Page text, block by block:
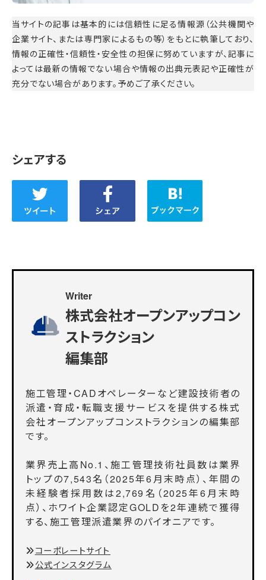
当サイトの記事は基本的には信頼性に足る情報源（公共機関や
企業サイト、または専門家によるもの等）をもとに執筆しており、
情報の正確性・信頼性・安全性の担保に努めていますが、記事に
よっては最新の情報でない場合や情報の出典元表記や正確性が
充分でない場合があります。予めご了承ください。
シェアする
Writer
株式会社オープンアップコン
ストラクション
編集部
施工管理・CADオペレーターなど建設技術者の
派遣・育成・転職支援サービスを提供する株式
会社オープンアップコンストラクションの編集部
です。
業界売上高No.1、施工管理技術社員数は業界
トップの7,543名（2025年6月末時点）、年間の
未経験者採用数は2,769名（2025年6月末時
点）、ホワイト企業認定GOLDを2年連続で獲得
する、施工管理派遣業界のパイオニアです。
コーポレートサイト
公式インスタグラム